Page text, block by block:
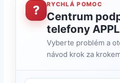
? RYCHLÁ POMOC
Centrum
telefony
Vyberte problém a
návod krok za